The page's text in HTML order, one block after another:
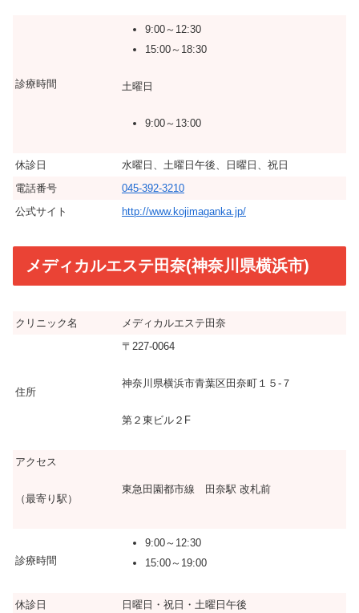
診療時間
9:00～12:30
15:00～18:30
土曜日
9:00～13:00
休診日
水曜日、土曜日午後、日曜日、祝日
電話番号
045-392-3210
公式サイト
http://www.kojimaganka.jp/
メディカルエステ田奈(神奈川県横浜市)
クリニック名 メディカルエステ田奈
住所
〒227-0064
神奈川県横浜市青葉区田奈町１５-７
第２東ビル２F
アクセス
（最寄り駅）
東急田園都市線 田奈駅 改札前
診療時間
9:00～12:30
15:00～19:00
休診日
日曜日・祝日・土曜日午後